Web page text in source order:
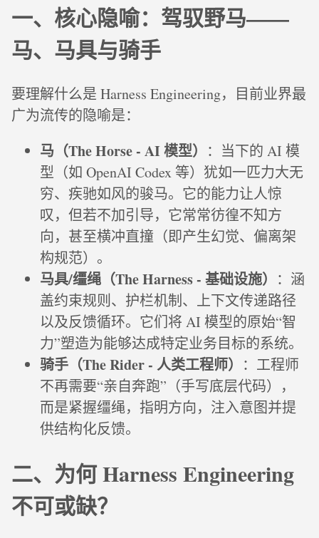
一、核心隐喻：驾驭野马——
马、马具与骑手
要理解什么是 Harness Engineering，目前业界最
广为流传的隐喻是：
马（The Horse - AI 模型） ：当下的 AI 模
型（如 OpenAI Codex 等）犹如一匹力大无
穷、疾驰如风的骏马。它的能力让人惊
叹，但若不加引导，它常常彷徨不知方
向，甚至横冲直撞（即产生幻觉、偏离架
构规范）。
马具/缰绳（The Harness - 基础设施） ：涵
盖约束规则、护栏机制、上下文传递路径
以及反馈循环。它们将 AI 模型的原始“智
力”塑造为能够达成特定业务目标的系统。
骑手（The Rider - 人类工程师） ：工程师
不再需要“亲自奔跑”（手写底层代码），
而是紧握缰绳，指明方向，注入意图并提
供结构化反馈。
二、为何 Harness Engineering
不可或缺？